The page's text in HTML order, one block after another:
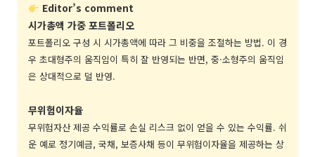
Editor’s comment
시가총액 가중 포트폴리오
포트폴리오 구성 시 시가총액에 따라 그 비중을 조절하는 방법. 이 경
우 초대형주의 움직임이 특히 잘 반영되는 반면, 중·소형주의 움직임
은 상대적으로 덜 반영.
무위험이자율
무위험자산 제공 수익률로 손실 리스크 없이 얻을 수 있는 수익률. 쉬
운 예로 정기예금, 국채, 보증사채 등이 무위험이자율을 제공하는 상